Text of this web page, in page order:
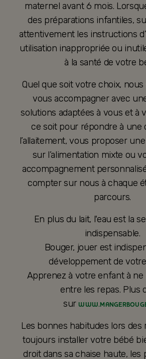
maternel avant 6 mois.
des préparations infantiles,
attentivement les instructions
utilisation inappropriée ou
à la santé de votre
Quel que soit votre choix,
vous accompagner avec
solutions adaptées à vous et à
ce soit pour répondre à une
l’allaitement, vous proposer
sur l’alimentation mixte ou
accompagnement
compter sur nous à chaque
parcours.
En plus du lait, l'eau est la
indispensable.
Bouger, jouer est
développement de
Apprenez à votre enfant à
entre les repas. Plus
sur
Les bonnes habitudes lors des
toujours installer votre bébé
droit dans sa chaise haute, les